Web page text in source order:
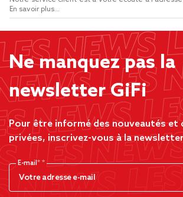
En savoir plus...
Ne manquez pas la
newsletter GiFi
Pour être informé des nouveautés et
privées, inscrivez-vous à la newsletter
E-mail*